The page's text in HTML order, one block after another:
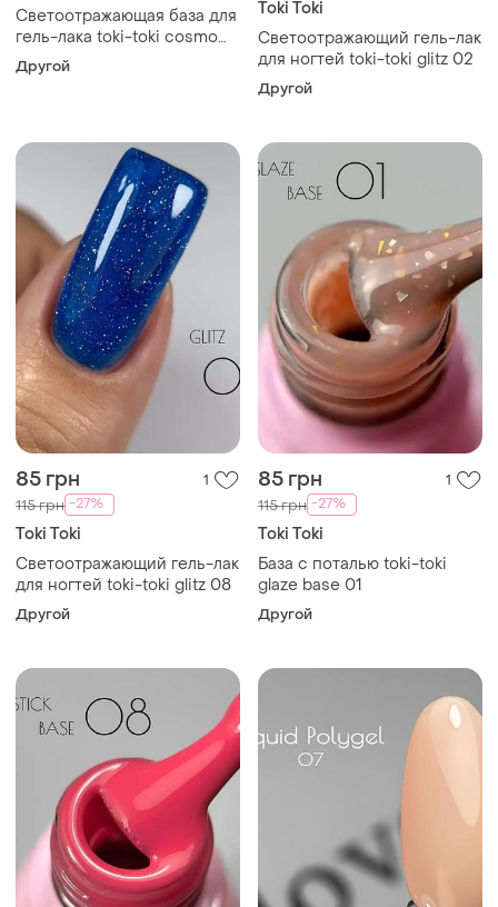
Светоотражающая база для
гель-лака toki-toki cosmo
base 02
Другой
Toki Toki
Светоотражающий гель-лак
для ногтей toki-toki glitz 02
Другой
85 грн 1
115 грн -27%
Toki Toki
Светоотражающий гель-лак
для ногтей toki-toki glitz 08
Другой
85 грн 1
115 грн -27%
Toki Toki
База с поталью toki-toki
glaze base 01
Другой